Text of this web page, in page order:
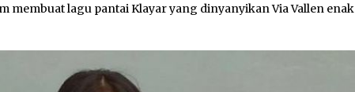
membuat lagu pantai Klayar yang dinyanyikan Via Vallen enak